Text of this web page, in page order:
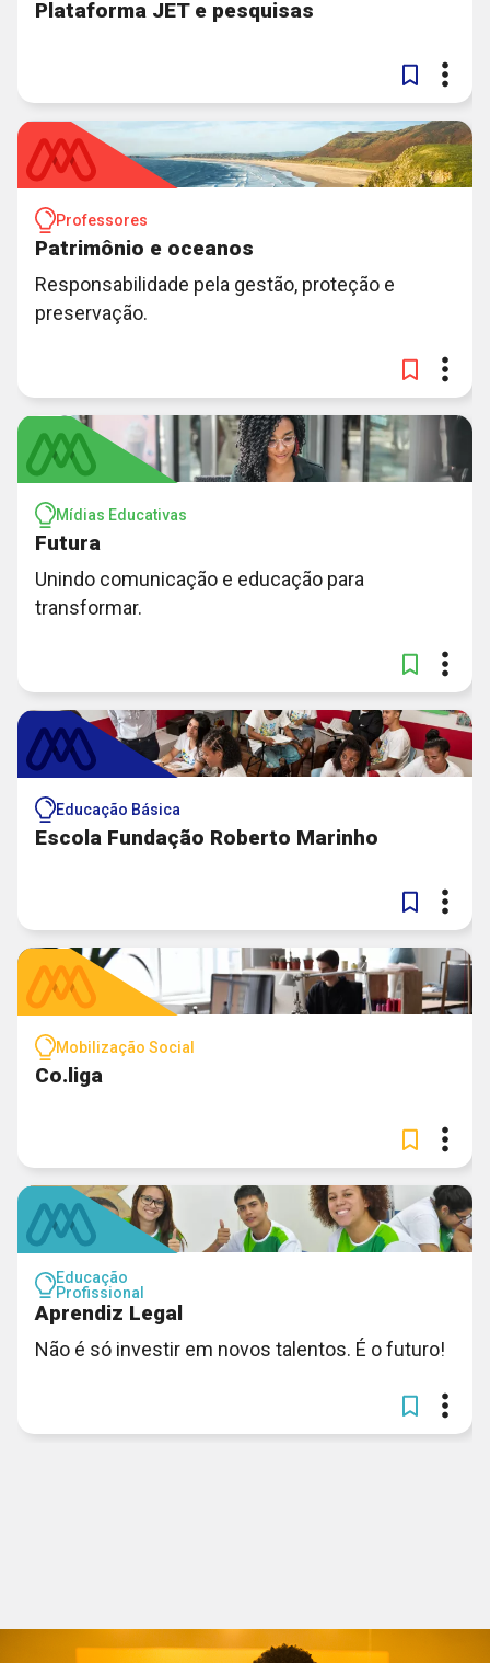
Plataforma JET e pesquisas
Professores
Patrimônio e oceanos
Responsabilidade pela gestão, proteção e
preservação.
Mídias Educativas
Futura
Unindo comunicação e educação para
transformar.
Educação Básica
Escola Fundação Roberto Marinho
Mobilização Social
Co.liga
Educação
Profissional
Aprendiz Legal
Não é só investir em novos talentos. É o futuro!